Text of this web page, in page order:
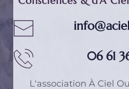
06 61
L'association À Ciel